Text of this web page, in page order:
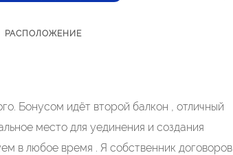
РАСПОЛОЖЕНИЕ
Бонусом идёт второй балкон , отличный
место для уединения и создания
в любое время . Я собственник договоров